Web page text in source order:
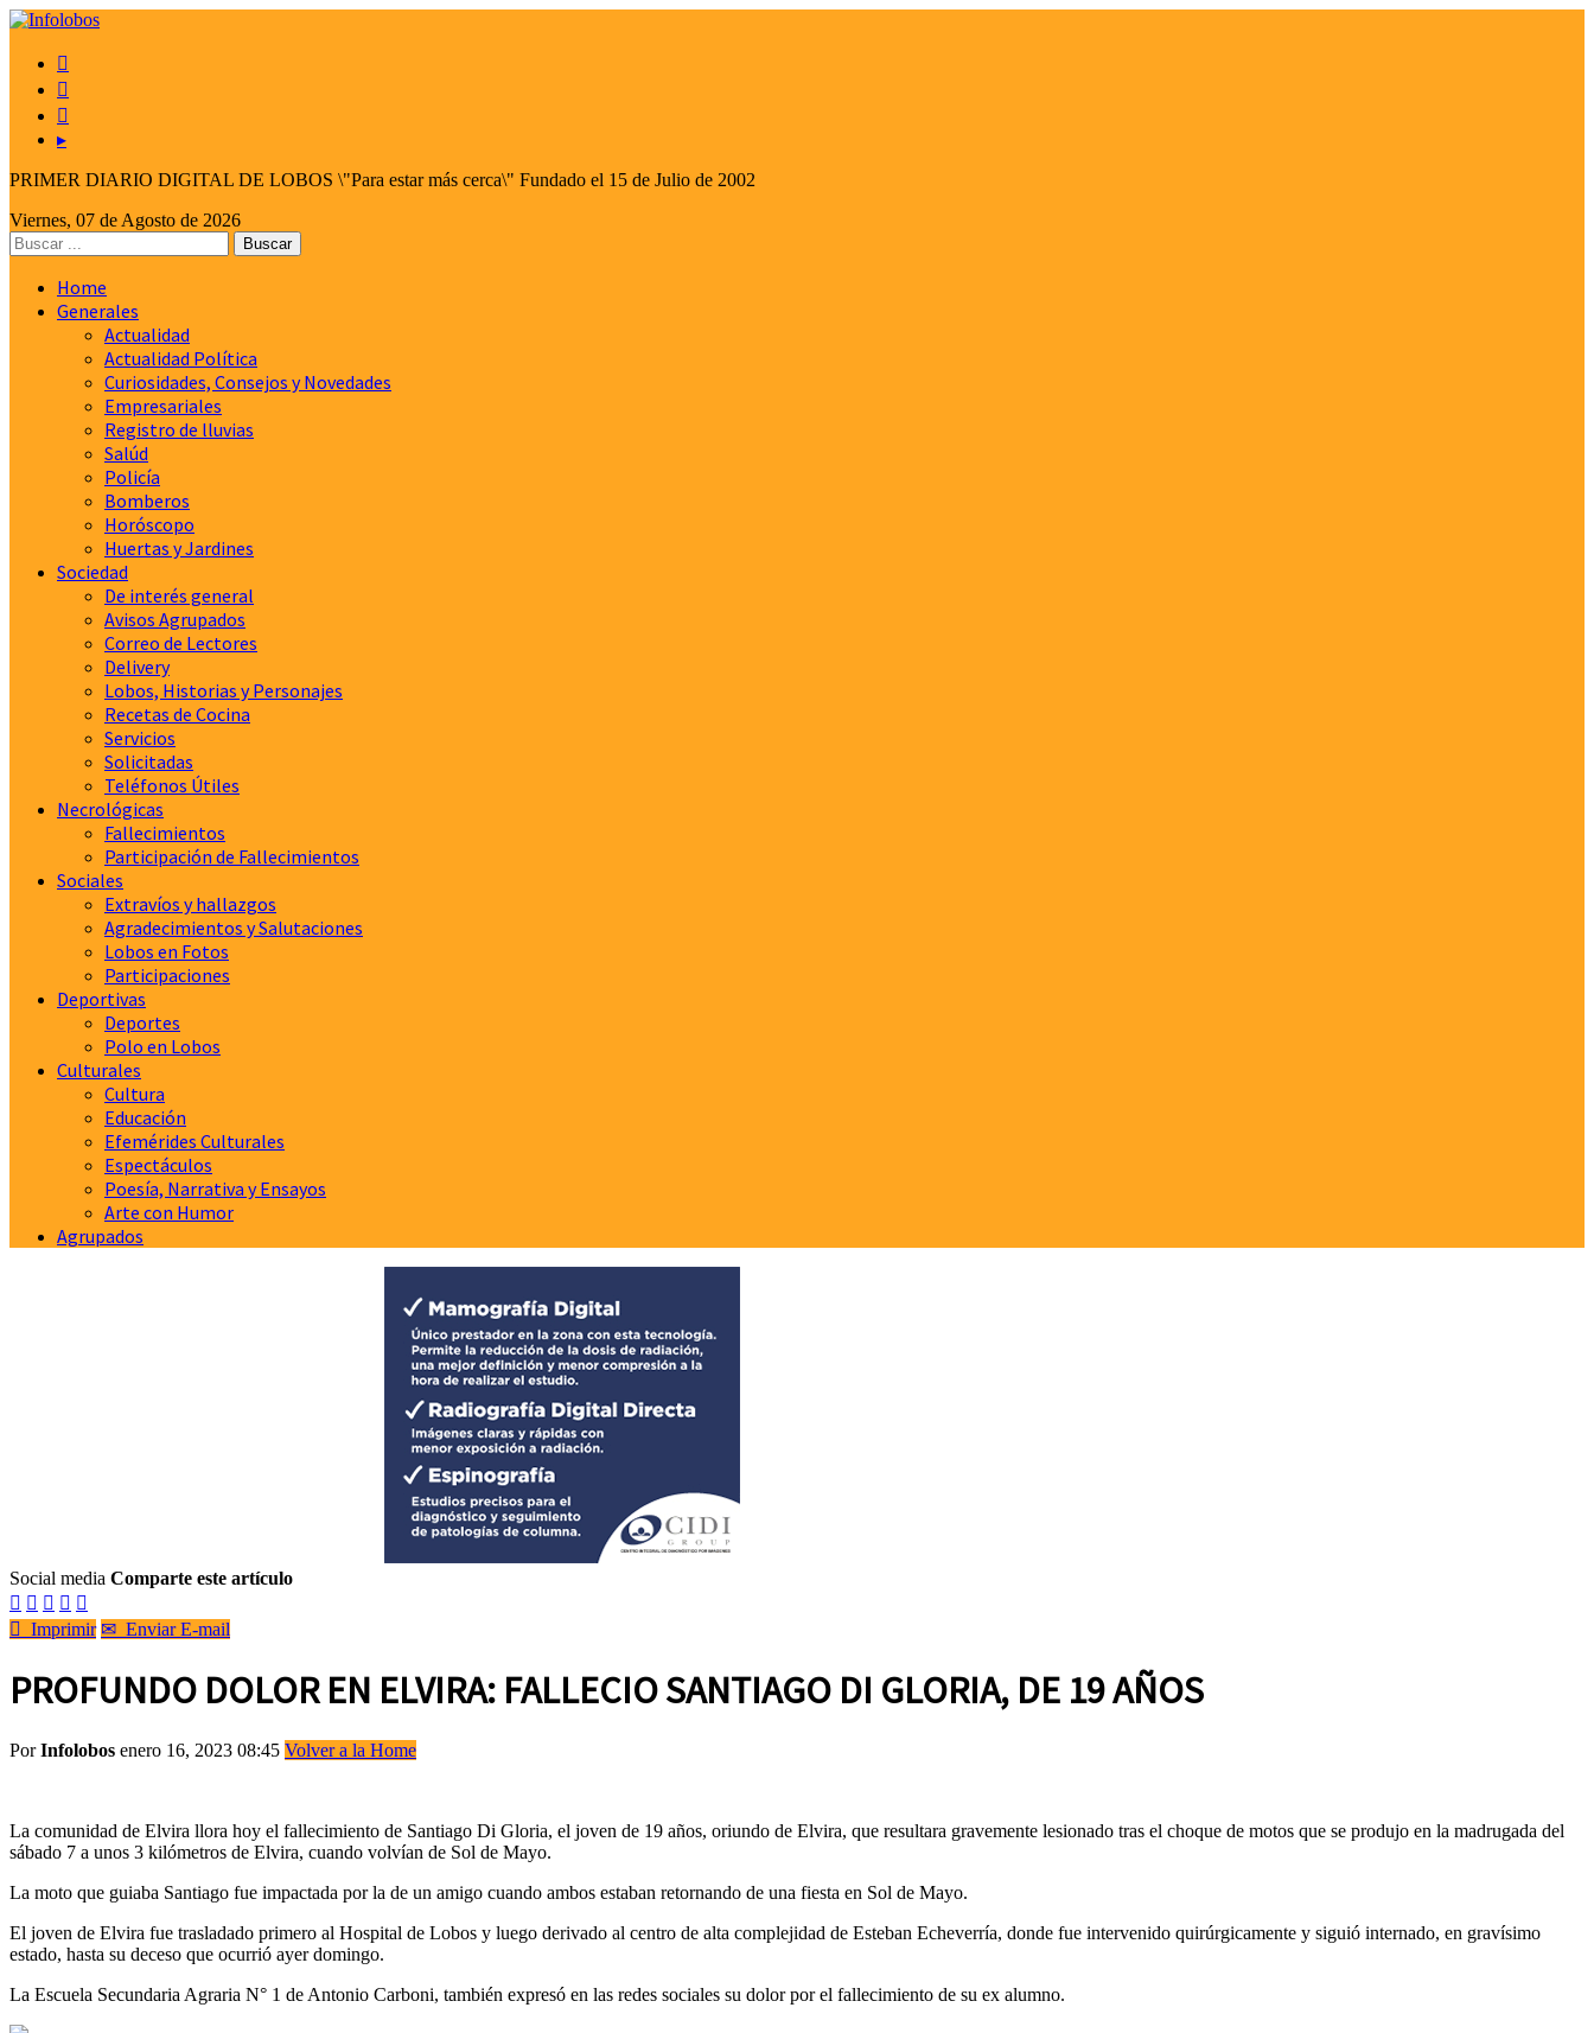



▸
PRIMER DIARIO DIGITAL DE LOBOS \"Para estar más cerca\" Fundado el 15 de Julio de 2002
Viernes, 07 de Agosto de 2026
Home
Generales
Actualidad
Actualidad Política
Curiosidades, Consejos y Novedades
Empresariales
Registro de lluvias
Salúd
Policía
Bomberos
Horóscopo
Huertas y Jardines
Sociedad
De interés general
Avisos Agrupados
Correo de Lectores
Delivery
Lobos, Historias y Personajes
Recetas de Cocina
Servicios
Solicitadas
Teléfonos Útiles
Necrológicas
Fallecimientos
Participación de Fallecimientos
Sociales
Extravíos y hallazgos
Agradecimientos y Salutaciones
Lobos en Fotos
Participaciones
Deportivas
Deportes
Polo en Lobos
Culturales
Cultura
Educación
Efemérides Culturales
Espectáculos
Poesía, Narrativa y Ensayos
Arte con Humor
Agrupados
Social media Comparte este artículo
    
 Imprimir ✉ Enviar E-mail
PROFUNDO DOLOR EN ELVIRA: FALLECIO SANTIAGO DI GLORIA, DE 19 AÑOS
PorInfolobos enero 16, 2023 08:45 Volver a la Home
La comunidad de Elvira llora hoy el fallecimiento de Santiago Di Gloria, el joven de 19 años, oriundo de Elvira, que resultara gravemente lesionado tras el choque de motos que se produjo en la madrugada del
sábado 7 a unos 3 kilómetros de Elvira, cuando volvían de Sol de Mayo.
La moto que guiaba Santiago fue impactada por la de un amigo cuando ambos estaban retornando de una fiesta en Sol de Mayo.
El joven de Elvira fue trasladado primero al Hospital de Lobos y luego derivado al centro de alta complejidad de Esteban Echeverría, donde fue intervenido quirúrgicamente y siguió internado, en gravísimo
estado, hasta su deceso que ocurrió ayer domingo.
La Escuela Secundaria Agraria N° 1 de Antonio Carboni, también expresó en las redes sociales su dolor por el fallecimiento de su ex alumno.